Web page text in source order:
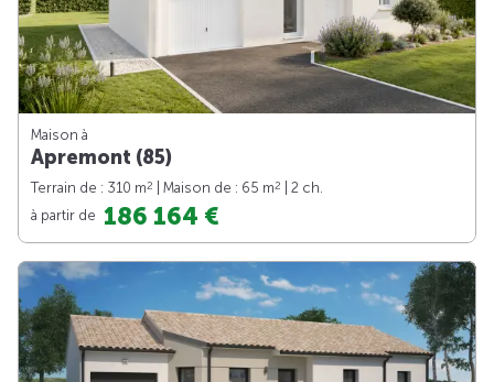
Maison à
Apremont (85)
Terrain de : 310 m2 | Maison de : 65 m2
| 2 ch.
à partir de 186 164 €